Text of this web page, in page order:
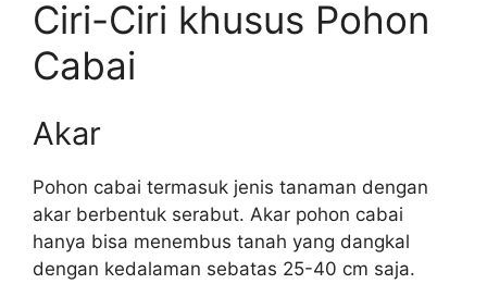
Ciri-Ciri khusus Pohon
Cabai
Akar
Pohon cabai termasuk jenis tanaman dengan
akar berbentuk serabut. Akar pohon cabai
hanya bisa menembus tanah yang dangkal
dengan kedalaman sebatas 25-40 cm saja.